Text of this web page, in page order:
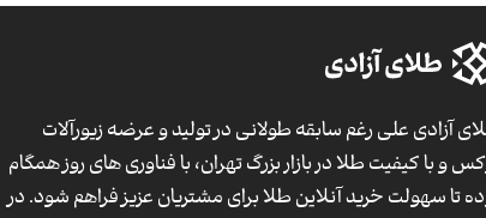
آزادی علی رغم سابقه طولانی در تولید و عرضه زیورآلات
و با کیفیت طلا در بازار بزرگ تهران، با فناوری های روز همگام
تا سهولت خرید آنلاین طلا برای مشتریان عزیز فراهم شود. در